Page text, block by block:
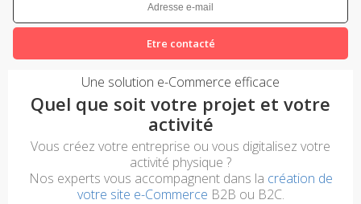
Etre contacté
Une solution e-Commerce efficace
Quel que soit votre projet et votre
activité
Vous créez votre entreprise ou vous digitalisez votre
activité physique ?
Nos experts vous accompagnent dans la création de
votre site e-Commerce B2B ou B2C.